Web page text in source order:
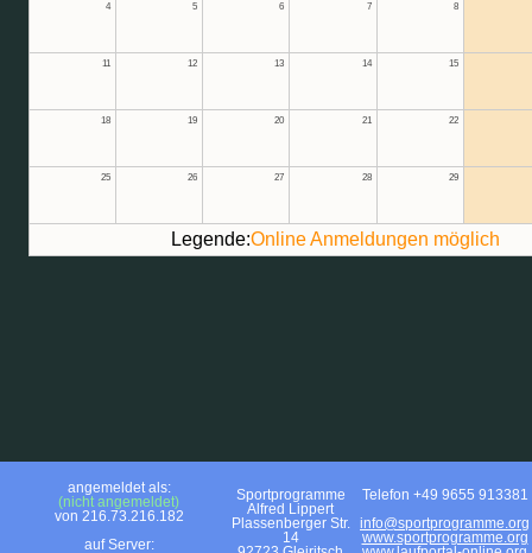
4 5 6 7 8
11 12 13 14 15
18 19 20 21 22
25 26 27 28 29
Legende:Online Anmeldungen möglich
angemeldet als:
(nicht angemeldet)
von 216.73.216.182
auf Server:
Sportprogramme
Alfred Lippert
Plassenberger Str.
14
Telefon +49 9655 913381
info@sportprogramme.org
www.sportprogramme.org